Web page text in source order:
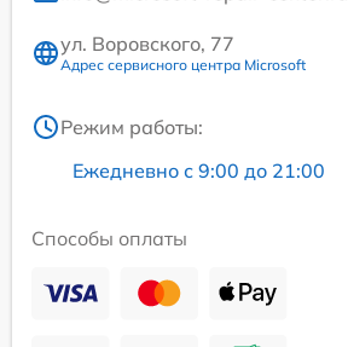
ул. Воровского, 77
Адрес сервисного центра Microsoft
Режим работы:
Ежедневно с 9:00 до 21:00
Способы оплаты